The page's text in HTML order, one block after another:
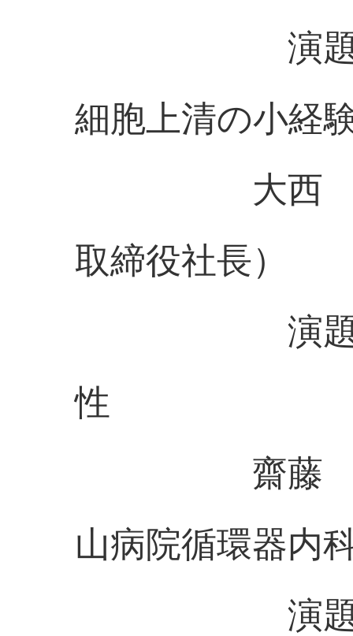
演題：変
細胞上清の小経
大西 康彦
取締役社長）
演題：水
性
齋藤 恒徳
山病院循環器内
演題：心筋